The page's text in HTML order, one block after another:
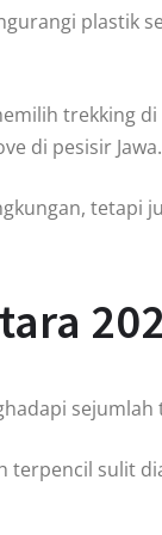
plastik
trekking
di pesisir Jawa.
tetapi
sejumlah
sulit